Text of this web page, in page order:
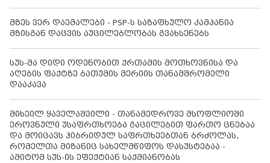
მზეს ვერ დაემალები - PSP-ს საზაფხულო კამპანია
მზისგან დაცვის აუცილებლობას გვახსენებს
სუს-მა დიდი ოდენობით ქრთამის მოთხოვნისა და
აღების ფაქტზე ბათუმის მერიის თანამშრომელი
დააკავა
მიხეილ ყაველაშვილი - თანამედროვე მსოფლიოში
ეროვნული უსაფრთხოება გაცილებით ფართო ცნებაა
და მოიცავს ჰიბრიდულ საფრთხეებთან ბრძოლას,
რომელთა მიზანიც სახელმწიფოს დასუსტებაა -
ამიტომ სუს-ის ეფექტიან საქმიანობას